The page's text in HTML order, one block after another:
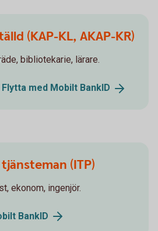
(KAP-KL, AKAP-KR)
bibliotekarie, lärare.
Flytta med Mobilt BankID
(ITP)
ekonom, ingenjör.
BankID